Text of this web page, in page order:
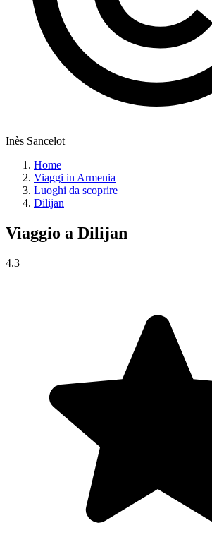
Inès Sancelot
Home
Viaggi in Armenia
Luoghi da scoprire
Dilijan
Viaggio a Dilijan
4.3